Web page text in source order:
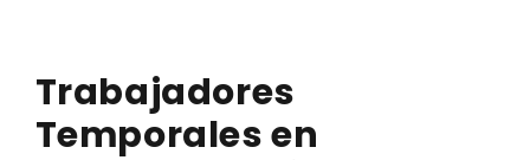
Trabajadores
Temporales en